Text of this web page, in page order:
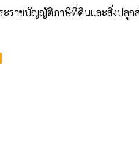
ะราชบัญญัติภาษีที่ดินและสิ่งปลูก